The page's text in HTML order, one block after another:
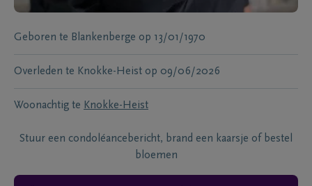
Geboren te Blankenberge op 13/01/1970
Overleden te Knokke-Heist op 09/06/2026
Woonachtig te Knokke-Heist
Stuur een condoléancebericht, brand een kaarsje of bestel
bloemen